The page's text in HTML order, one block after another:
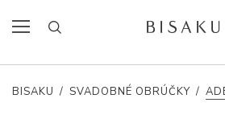
BISAKU / SVADOBNÉ OBRÚČKY /